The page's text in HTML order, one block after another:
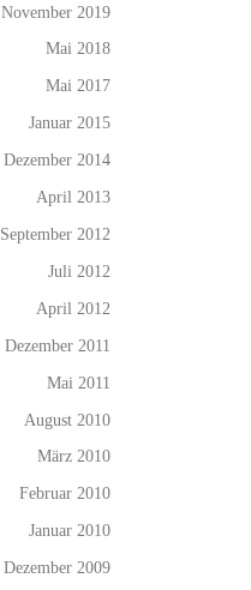
November 2019
Mai 2018
Mai 2017
Januar 2015
Dezember 2014
April 2013
September 2012
Juli 2012
April 2012
Dezember 2011
Mai 2011
August 2010
März 2010
Februar 2010
Januar 2010
Dezember 2009